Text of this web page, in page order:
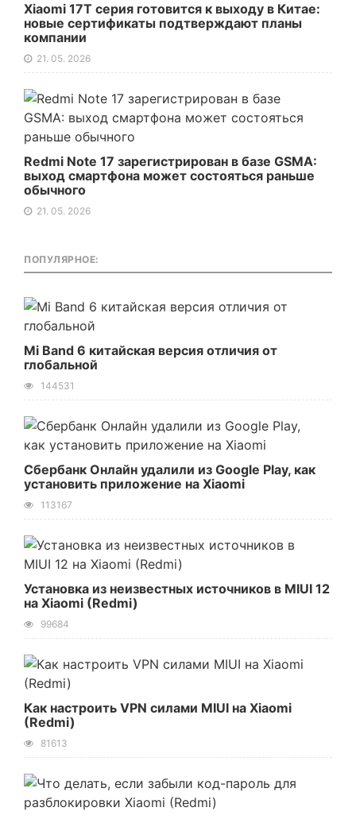
Xiaomi 17T серия готовится к выходу в Китае:
новые сертификаты подтверждают планы
компании
21. 05. 2026
Redmi Note 17 зарегистрирован в базе GSMA:
выход смартфона может состояться раньше
обычного
21. 05. 2026
ПОПУЛЯРНОЕ:
Mi Band 6 китайская версия отличия от
глобальной
144531
Сбербанк Онлайн удалили из Google Play, как
установить приложение на Xiaomi
113167
Установка из неизвестных источников в MIUI 12
на Xiaomi (Redmi)
99684
Как настроить VPN силами MIUI на Xiaomi
(Redmi)
81613